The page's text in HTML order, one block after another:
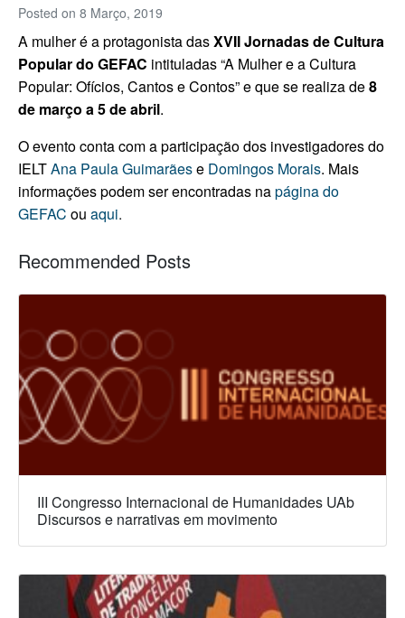
Posted on 8 Março, 2019
A mulher é a protagonista dasXVII Jornadas de Cultura
Popular do GEFAC intituladas “A Mulher e a Cultura
Popular: Ofícios, Cantos e Contos” e que se realiza de8
de março a 5 de abril.
O evento conta com a participação dos investigadores do
IELTAna Paula Guimarãese Domingos Morais. Mais
informações podem ser encontradas napágina do
GEFAC ou aqui.
Recommended Posts
III Congresso Internacional de Humanidades UAb
Discursos e narrativas em movimento